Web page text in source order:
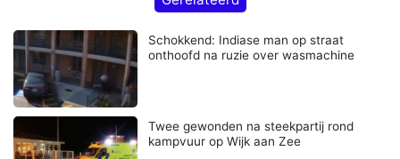
Schokkend: Indiase man op straat
onthoofd na ruzie over wasmachine
Twee gewonden na steekpartij rond
kampvuur op Wijk aan Zee